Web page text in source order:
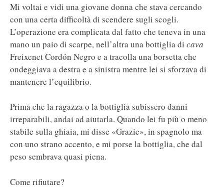
Mi voltai e vidi una giovane donna che stava cercando
con una certa difficoltà di scendere sugli scogli.
L’operazione era complicata dal fatto che teneva in una
mano un paio di scarpe, nell’altra una bottiglia di cava
Freixenet Cordón Negro e a tracolla una borsetta che
ondeggiava a destra e a sinistra mentre lei si sforzava di
mantenere l’equilibrio.
Prima che la ragazza o la bottiglia subissero danni
irreparabili, andai ad aiutarla. Quando lei fu più o meno
stabile sulla ghiaia, mi disse «Grazie», in spagnolo ma
con uno strano accento, e mi porse la bottiglia, che dal
peso sembrava quasi piena.
Come rifiutare?